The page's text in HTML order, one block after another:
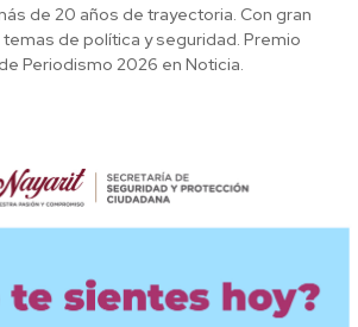
de 20 años de trayectoria. Con gran
de política y seguridad. Premio
Periodismo 2026 en Noticia.